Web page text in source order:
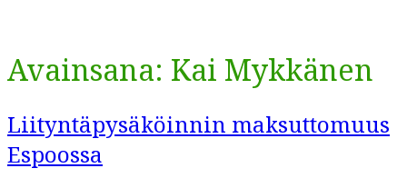
Avainsana: Kai Mykkänen
Liityntäpysäköinnin maksuttomuus
Espoossa